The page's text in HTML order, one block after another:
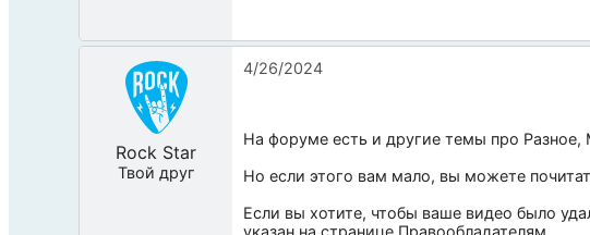
Rock Star
Твой друг
4/26/2024
На форуме есть и другие темы про Разное,
Но если этого вам мало, вы можете
Если вы хотите, чтобы ваше видео было